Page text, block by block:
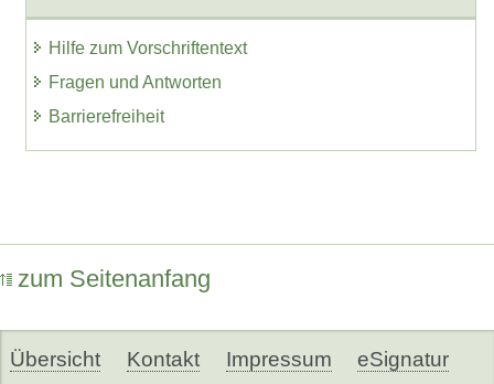
Hilfe zum Vorschriftentext
Fragen und Antworten
Barrierefreiheit
zum Seitenanfang
Übersicht Kontakt Impressum eSignatur